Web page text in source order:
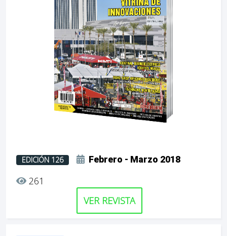
EDICIÓN 126 Febrero - Marzo 2018
261
VER REVISTA